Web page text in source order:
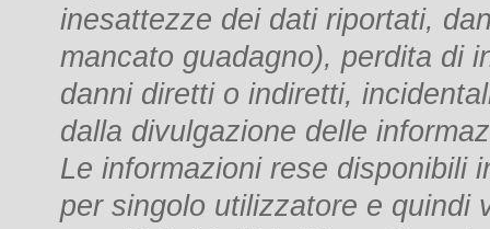
inesattezze dei dati riportati,
mancato guadagno), perdita di
danni diretti o indiretti,
dalla divulgazione delle
Le informazioni rese disponibili
per singolo utilizzatore e quindi